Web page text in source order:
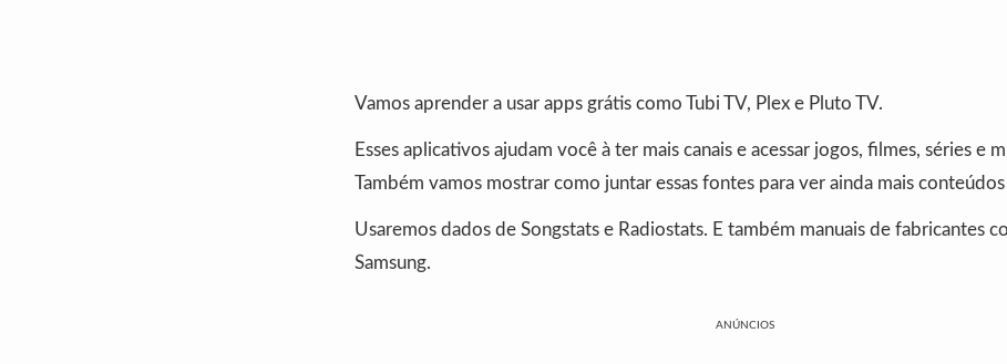
Vamos aprender a usar apps grátis como Tubi TV, Plex e Pluto TV.
Esses aplicativos ajudam você à ter mais canais e acessar jogos, filmes, séries e
Também vamos mostrar como juntar essas fontes para ver ainda mais conteúdos
Usaremos dados de Songstats e Radiostats. E também manuais de fabricantes
Samsung.
ANÚNCIOS